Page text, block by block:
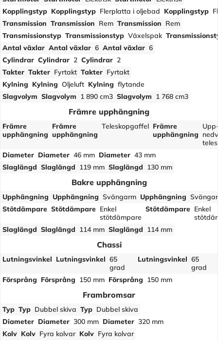
Kopplingstyp Kopplingstyp Flerplatta i oljebad Kopplingstyp
Transmission Transmission Rem Transmission Rem
Transmissionstyp Transmissionstyp Växelspak
Antal växlar Antal växlar 6 Antal växlar 6
Cylindrar Cylindrar 2 Cylindrar 2
Takter Takter Fyrtakt Takter Fyrtakt
Kylning Kylning Oljeluft Kylning flytande
Slagvolym Slagvolym 1 890 cm3 Slagvolym 1 768 cm3
Främre upphängning
Främre
upphängning
Främre
upphängning
Teleskopgaffel Främre
upphängning
Diameter Diameter 46 mm Diameter 43 mm
Slaglängd Slaglängd 119 mm Slaglängd 130 mm
Bakre upphängning
Upphängning Upphängning Svängarm Upphängning
Stötdämpare Stötdämpare Enkel
stötdämpare
Stötdämpare Enkel
Slaglängd Slaglängd 114 mm Slaglängd 114 mm
Chassi
Lutningsvinkel Lutningsvinkel 65
grad
Lutningsvinkel 65
grad
Försprång Försprång 150 mm Försprång 150 mm
Frambromsar
Typ Typ Dubbel skiva Typ Dubbel skiva
Diameter Diameter 300 mm Diameter 320 mm
Kolv Kolv Fyra kolvar Kolv Fyra kolvar